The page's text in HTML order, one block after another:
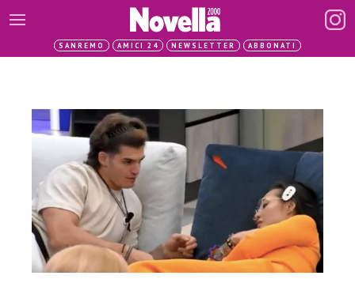
SANREMO AMICI 24 NEWSLETTER ABBONATI